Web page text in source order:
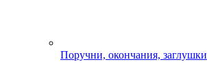
Поручни, окончания, заглушки